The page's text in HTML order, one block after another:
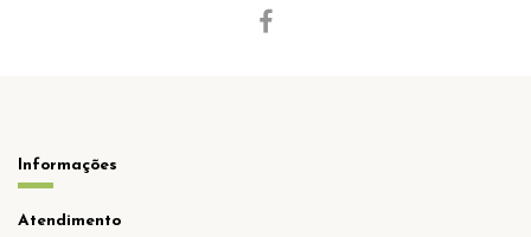
Informações
Atendimento